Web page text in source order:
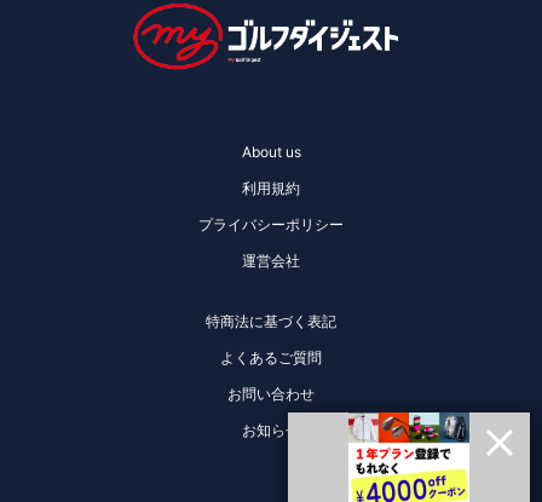
About us
利用規約
プライバシーポリシー
運営会社
特商法に基づく表記
よくあるご質問
お問い合わせ
お知らせ